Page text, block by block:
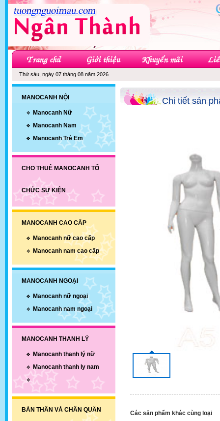
Thứ sáu, ngày 07 tháng 08 năm 2026
MANOCANH NỘI
Manocanh Nữ
Manocanh Nam
Manocanh Trẻ Em
CHO THUÊ MANOCANH TỔ
CHỨC SỰ KIỆN
MANOCANH CAO CẤP
Manocanh nữ cao cấp
Manocanh nam cao cấp
MANOCANH NGOẠI
Manocanh nữ ngoại
Manocanh nam ngoại
MANOCANH THANH LÝ
Manocanh thanh lý nữ
Manocanh thanh ly nam
BÁN THÂN VÀ CHÂN QUẦN
Chi tiết sản
Các sản phẩm khác cùng loại